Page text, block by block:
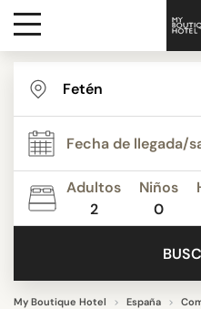
Destinos
Inspiración
Contacto
Adultos
2
Niños
0
My Boutique Hotel España